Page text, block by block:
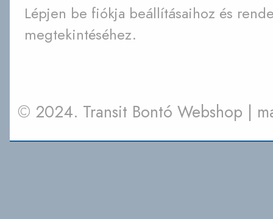
Lépjen be fiókja beállításaihoz és
megtekintéséhez.
© 2024. Transit Bontó Webshop |